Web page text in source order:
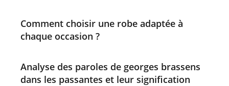
Comment choisir une robe adaptée à
chaque occasion ?
Analyse des paroles de georges brassens
dans les passantes et leur signification